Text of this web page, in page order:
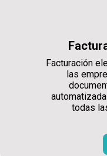
Facturación
las
todas